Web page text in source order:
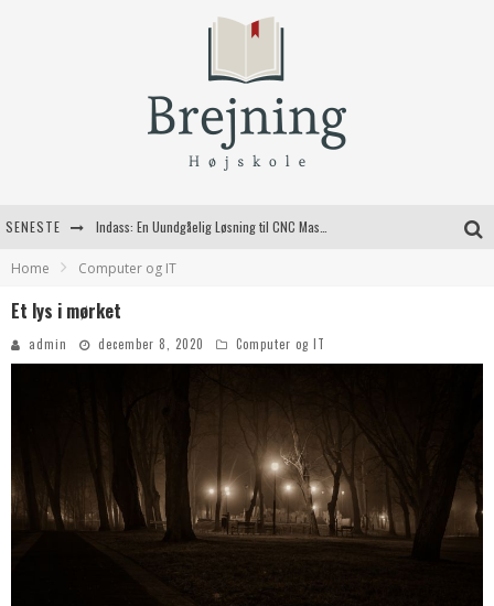
SENESTE
Fordele ved at bruge bagestål i dit køkken
Kvalitetshåndværk til dit næste byggeprojekt
Home Computer og IT
Et lys i mørket
admin december 8, 2020 Computer og IT